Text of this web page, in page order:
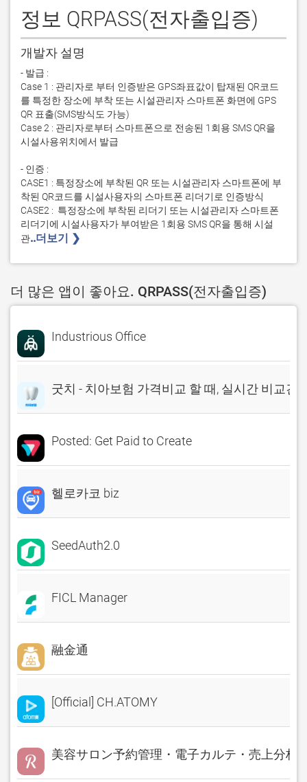
정보 QRPASS(전자출입증)
개발자 설명
- 발급 :
Case 1 : 관리자로 부터 인증받은 GPS좌표값이 탑재된 QR코드
를 특정한 장소에 부착 또는 시설관리자 스마트폰 화면에 GPS
QR 표출(SMS방식도 가능)
Case 2 : 관리자로부터 스마트폰으로 전송된 1회용 SMS QR을
시설사용위치에서 발급
- 인증 :
CASE1 : 특정장소에 부착된 QR 또는 시설관리자 스마트폰에 부
착된 QR코드를 시설사용자의 스마트폰 리더기로 인증방식
CASE2 :  특정장소에 부착된 리더기 또는 시설관리자 스마트폰
리더기에 시설사용자가 부여받은 1회용 SMS QR을 통해 시설
관..더보기 ❯
더 많은 앱이 좋아요. QRPASS(전자출입증)
Industrious Office
굿치 - 치아보험 가격비교 할 때, 실시간 비교견
Posted: Get Paid to Create
헬로카코 biz
SeedAuth2.0
FICL Manager
融金通
[Official] CH.ATOMY
美容サロン予約管理・電子カルテ・売上分析